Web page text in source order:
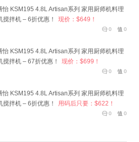
怡 KSM195 4.8L Artisan系列 家用厨师机料理
拌机 – 6折优惠！
现价：$649！
0
0
怡 KSM195 4.8L Artisan系列 家用厨师机料理
搅拌机 – 67折优惠！
现价：$699！
0
0
怡 KSM195 4.8L Artisan系列 家用厨师机料理
拌机 – 6折优惠！
用码后只要：$622！
0
0